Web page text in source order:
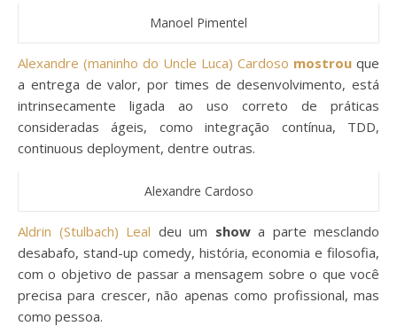
Manoel Pimentel
Alexandre (maninho do Uncle Luca) Cardoso mostrou que
a entrega de valor, por times de desenvolvimento, está
intrinsecamente ligada ao uso correto de práticas
consideradas ágeis, como integração contínua, TDD,
continuous deployment, dentre outras.
Alexandre Cardoso
Aldrin (Stulbach) Leal deu um showa parte mesclando
desabafo, stand-up comedy, história, economia e filosofia,
com o objetivo de passar a mensagem sobre o que você
precisa para crescer, não apenas como profissional, mas
como pessoa.